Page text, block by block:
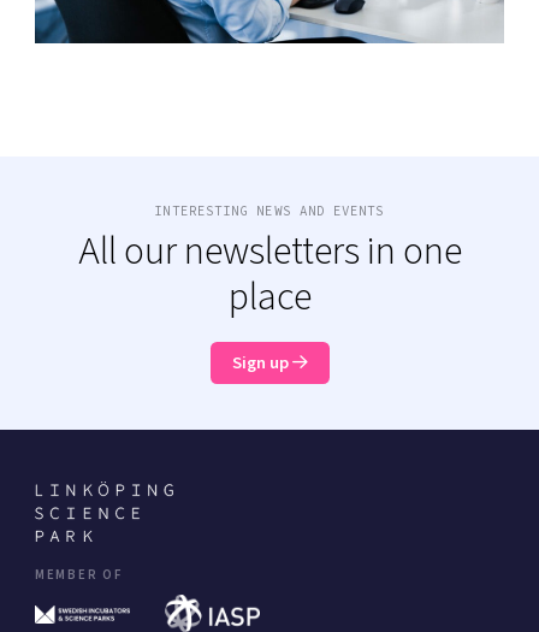
INTERESTING NEWS AND EVENTS
All our newsletters in one
place
Sign up
MEMBER OF